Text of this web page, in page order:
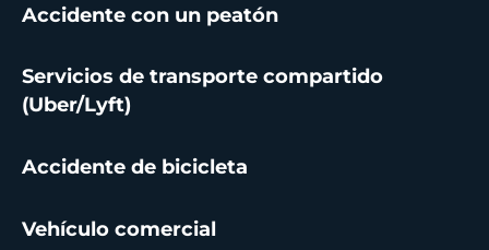
Accidente con un peatón
Servicios de transporte compartido
(Uber/Lyft)
Accidente de bicicleta
Vehículo comercial